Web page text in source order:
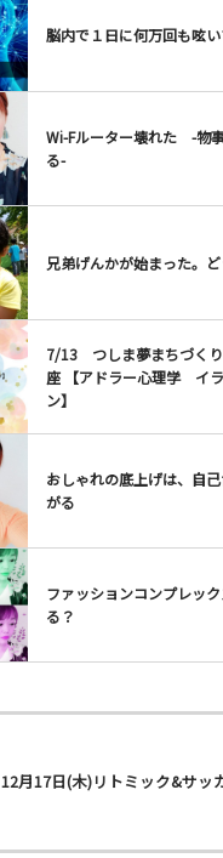
脳内で１日に何万回も呟い
Wi-Fルーター壊れた -物
る-
兄弟げんかが始まった。ど
7/13 つしま夢まちづく
座 【アドラー心理学 イ
ン】
おしゃれの底上げは、自
がる
ファッションコンプレッ
る？
12月17日(木)リトミック&サッ